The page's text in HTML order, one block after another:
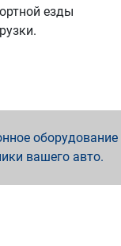
езды
оборудование
вашего авто.